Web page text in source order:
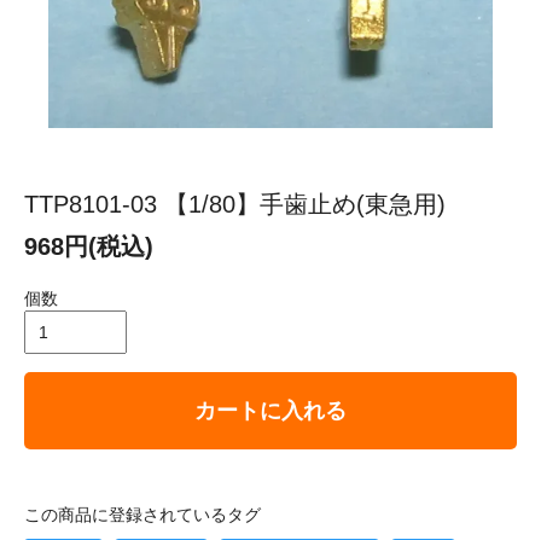
TTP8101-03 【1/80】手歯止め(東急用)
968円(税込)
個数
カートに入れる
この商品に登録されているタグ